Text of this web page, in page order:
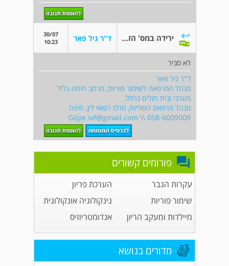
ירידה במס' הזקיקים ד"ר גיל פאר
30/07
10:23
לא סביר
ד"ר גיל פאר
מנהל המרפאה לשימור פוריות, מרחב חיפה-גליל
מערבי ובית חולים כרמל.
מנהל מרפאת הפוריות, מרכז רפואי לין, חיפה
Gilpe.ivf@gmail.com \\ 058-6009009
פורומים קשורים
עקרות הגבר
הערכת פריון
שימור פוריות
גינקולוגיה אונקולוגית
מיילדות ומעקב הריון
אנדומטריוזיס
מדורים בנושא